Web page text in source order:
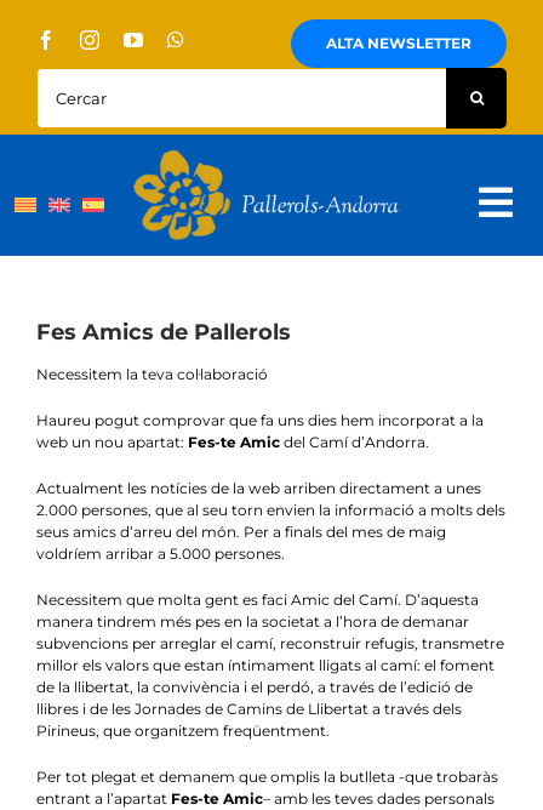
content
ALTA NEWSLETTER
Cercar:
Sobre Nosaltres
Pallerols
Visites guiades
Rutes
Territori i cultura
Notícies
Agenda
Contacte
Col.labora
Fes Amics de Pallerols
Necessitem la teva col·laboració
Haureu pogut comprovar que fa uns dies hem incorporat a la
web un nou apartat: Fes-te Amic del Camí d’Andorra.
Actualment les notícies de la web arriben directament a unes
2.000 persones, que al seu torn envien la informació a molts dels
seus amics d’arreu del món. Per a finals del mes de maig
voldríem arribar a 5.000 persones.
Necessitem que molta gent es faci Amic del Camí. D’aquesta
manera tindrem més pes en la societat a l’hora de demanar
subvencions per arreglar el camí, reconstruir refugis, transmetre
millor els valors que estan íntimament lligats al camí: el foment
de la llibertat, la convivència i el perdó, a través de l’edició de
llibres i de les Jornades de Camins de Llibertat a través dels
Pirineus, que organitzem freqüentment.
Per tot plegat et demanem que omplis la butlleta -que trobaràs
entrant a l’apartat Fes-te Amic– amb les teves dades personals